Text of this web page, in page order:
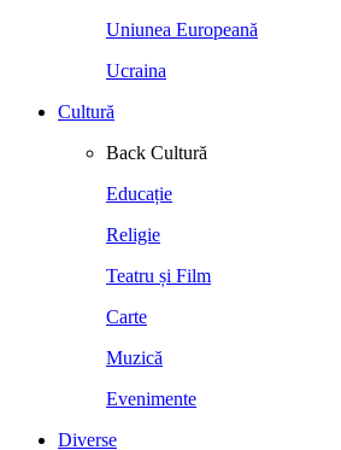
Uniunea Europeană
Ucraina
Cultură
Back Cultură
Educație
Religie
Teatru și Film
Carte
Muzică
Evenimente
Diverse